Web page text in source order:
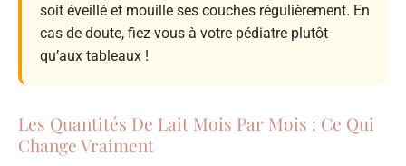
soit éveillé et mouille ses couches régulièrement. En
cas de doute, fiez-vous à votre pédiatre plutôt
qu’aux tableaux !
Les Quantités De Lait Mois Par Mois : Ce Qui
Change Vraiment